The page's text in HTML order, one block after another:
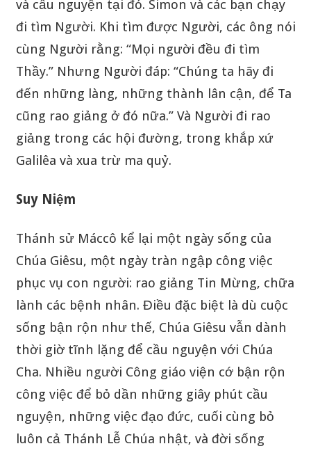
và cầu nguyện tại đó. Simon và các bạn chạy
đi tìm Người. Khi tìm được Người, các ông nói
cùng Người rằng: “Mọi người đều đi tìm
Thầy.” Nhưng Người đáp: “Chúng ta hãy đi
đến những làng, những thành lân cận, để Ta
cũng rao giảng ở đó nữa.” Và Người đi rao
giảng trong các hội đường, trong khắp xứ
Galilêa và xua trừ ma quỷ.
Suy Niệm
Thánh sử Máccô kể lại một ngày sống của
Chúa Giêsu, một ngày tràn ngập công việc
phục vụ con người: rao giảng Tin Mừng, chữa
lành các bệnh nhân. Điều đặc biệt là dù cuộc
sống bận rộn như thế, Chúa Giêsu vẫn dành
thời giờ tĩnh lặng để cầu nguyện với Chúa
Cha. Nhiều người Công giáo viện cớ bận rộn
công việc để bỏ dần những giây phút cầu
nguyện, những việc đạo đức, cuối cùng bỏ
luôn cả Thánh Lễ Chúa nhật, và đời sống